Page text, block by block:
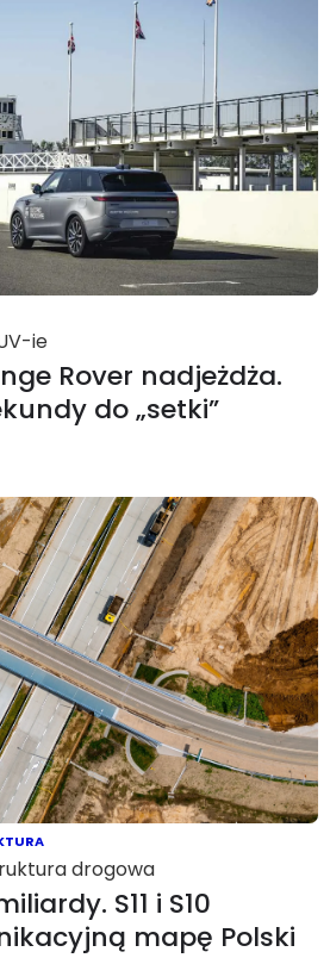
ie
Rover nadjeżdża.
do „setki”
drogowa
S11 i S10
mapę Polski